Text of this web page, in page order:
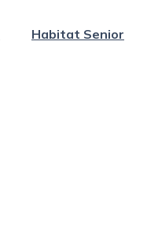
Habitat Senior